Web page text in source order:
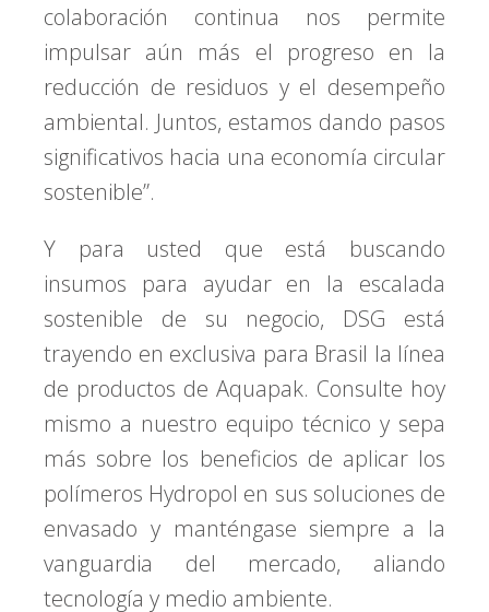
colaboración continua nos permite
impulsar aún más el progreso en la
reducción de residuos y el desempeño
ambiental. Juntos, estamos dando pasos
significativos hacia una economía circular
sostenible”.
Y para usted que está buscando
insumos para ayudar en la escalada
sostenible de su negocio, DSG está
trayendo en exclusiva para Brasil la línea
de productos de Aquapak. Consulte hoy
mismo a nuestro equipo técnico y sepa
más sobre los beneficios de aplicar los
polímeros Hydropol en sus soluciones de
envasado y manténgase siempre a la
vanguardia del mercado, aliando
tecnología y medio ambiente.